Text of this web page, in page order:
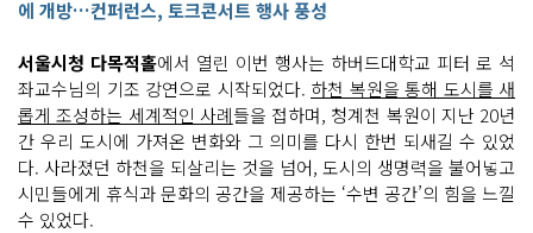
에 개방…컨퍼런스, 토크콘서트 행사 풍성
서울시청 다목적홀에서 열린 이번 행사는 하버드대학교 피터 로 석
좌교수님의 기조 강연으로 시작되었다. 하천 복원을 통해 도시를 새
롭게 조성하는 세계적인 사례들을 접하며, 청계천 복원이 지난 20년
간 우리 도시에 가져온 변화와 그 의미를 다시 한번 되새길 수 있었
다. 사라졌던 하천을 되살리는 것을 넘어, 도시의 생명력을 불어넣고
시민들에게 휴식과 문화의 공간을 제공하는 ‘수변 공간’의 힘을 느낄
수 있었다.